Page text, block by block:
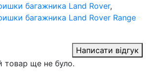
багажника Land Rover,
багажника Land Rover Range
Написати відгук
товар ще не було.